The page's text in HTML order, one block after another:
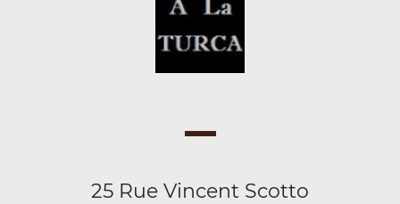
25 Rue Vincent Scotto